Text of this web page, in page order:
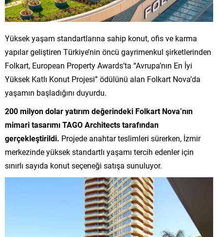
Yüksek yaşam standartlarına sahip konut, ofis ve karma
yapılar geliştiren Türkiye’nin öncü gayrimenkul şirketlerinden
Folkart, European Property Awards’ta “Avrupa’nın En İyi
Yüksek Katlı Konut Projesi” ödülünü alan Folkart Nova’da
yaşamın başladığını duyurdu.
200 milyon dolar yatırım değerindeki Folkart Nova’nın
mimari tasarımı TAGO Architects tarafından
gerçekleştirildi. Projede anahtar teslimleri sürerken, İzmir
merkezinde yüksek standartlı yaşamı tercih edenler için
sınırlı sayıda konut seçeneği satışa sunuluyor.